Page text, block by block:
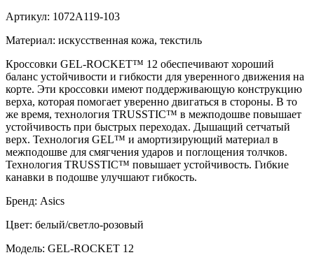
Артикул: 1072A119-103
Материал: искусственная кожа, текстиль
Кроссовки GEL-ROCKET™ 12 обеспечивают хороший
баланс устойчивости и гибкости для уверенного движения на
корте. Эти кроссовки имеют поддерживающую конструкцию
верха, которая помогает уверенно двигаться в стороны. В то
же время, технология TRUSSTIC™ в межподошве повышает
устойчивость при быстрых переходах. Дышащий сетчатый
верх. Технология GEL™ и амортизирующий материал в
межподошве для смягчения ударов и поглощения толчков.
Технология TRUSSTIC™ повышает устойчивость. Гибкие
канавки в подошве улучшают гибкость.
Бренд: Asics
Цвет: белый/светло-розовый
Модель: GEL-ROCKET 12